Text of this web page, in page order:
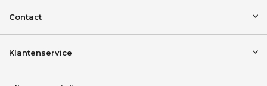
Contact
Klantenservice